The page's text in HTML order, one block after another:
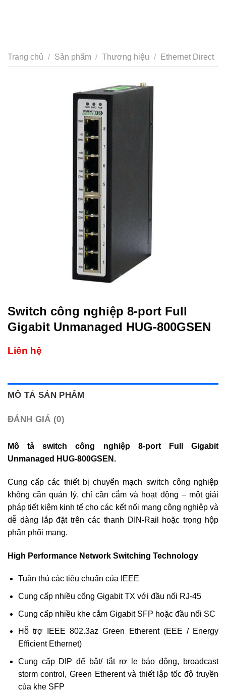
Trang chủ / Sản phẩm / Thương hiệu / Ethernet Direct
Switch công nghiệp 8-port Full
Gigabit Unmanaged HUG-800GSEN
Liên hệ
MÔ TẢ SẢN PHẨM
ĐÁNH GIÁ (0)
Mô tả switch công nghiệp 8-port Full Gigabit
Unmanaged HUG-800GSEN.
Cung cấp các thiết bị chuyển mạch switch công nghiệp
không cần quản lý, chỉ cần cắm và hoạt động – một giải
pháp tiết kiệm kinh tế cho các kết nối mạng công nghiệp và
dễ dàng lắp đặt trên các thanh DIN-Rail hoặc trọng hộp
phân phối mạng.
High Performance Network Switching Technology
Tuân thủ các tiêu chuẩn của IEEE
Cung cấp nhiều cổng Gigabit TX với đầu nối RJ-45
Cung cấp nhiều khe cắm Gigabit SFP hoặc đầu nối SC
Hỗ trợ IEEE 802.3az Green Etherent (EEE / Energy
Efficient Ethernet)
Cung cấp DIP để bật/ tắt rơ le báo động, broadcast
storm control, Green Etherent và thiết lập tốc độ truyền
của khe SFP